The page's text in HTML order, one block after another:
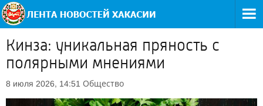
Кинза: уникальная пряность с
полярными мнениями
8 июля 2026, 14:51 Общество